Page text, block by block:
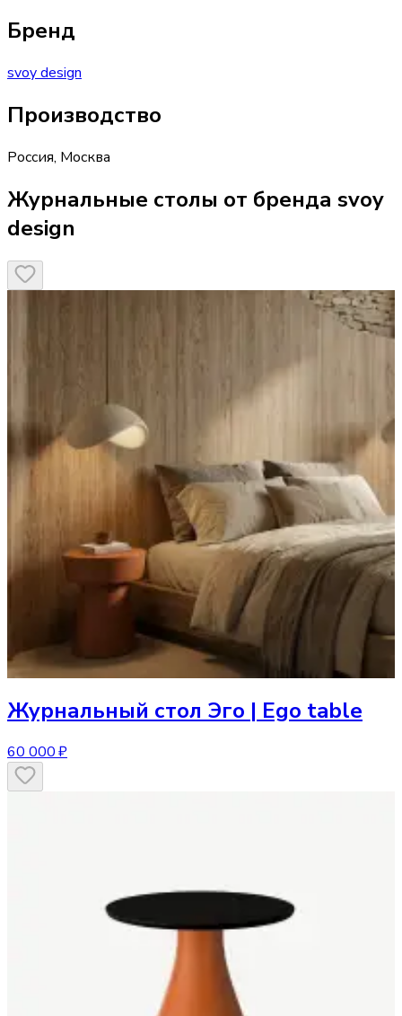
Бренд
svoy design
Производство
Россия, Москва
Журнальные столы от бренда svoy
design
Журнальный стол Эго | Ego table
60 000 ₽